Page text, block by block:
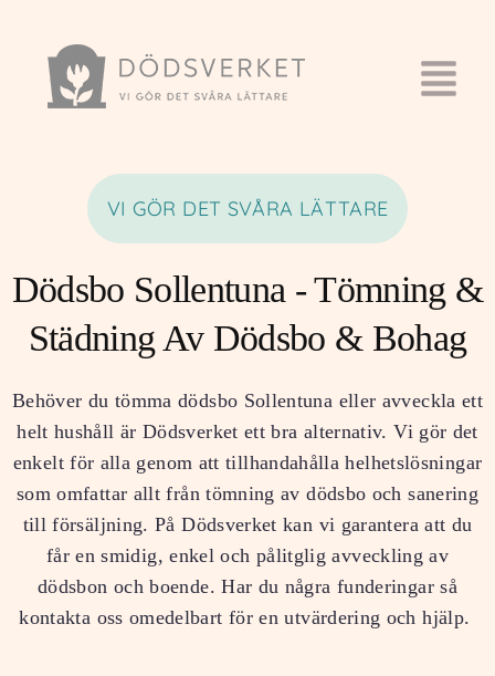
VI GÖR DET SVÅRA LÄTTARE
Dödsbo Sollentuna - Tömning &
Städning Av Dödsbo & Bohag
Behöver du tömma dödsbo Sollentuna eller avveckla ett
helt hushåll är Dödsverket ett bra alternativ. Vi gör det
enkelt för alla genom att tillhandahålla helhetslösningar
som omfattar allt från tömning av dödsbo och sanering
till försäljning. På Dödsverket kan vi garantera att du
får en smidig, enkel och pålitglig avveckling av
dödsbon och boende. Har du några funderingar så
kontakta oss omedelbart för en utvärdering och hjälp.